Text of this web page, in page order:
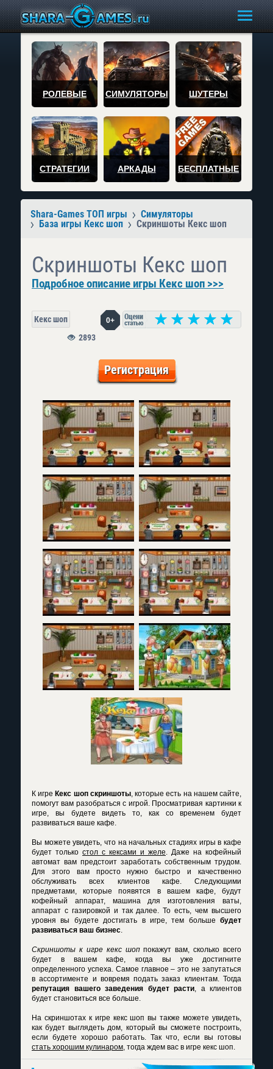
РОЛЕВЫЕ СИМУЛЯТОРЫ ШУТЕРЫ
СТРАТЕГИИ АРКАДЫ БЕСПЛАТНЫЕ
Shara-Games ТОП игры
Симуляторы
База игры Кекс шоп
Скриншоты Кекс шоп
Скриншоты Кекс шоп
Подробное описание игры Кекс шоп >>>
Кекс шоп 0+
2893
Регистрация
К игре Кекс шоп скриншоты, которые есть на нашем сайте,
помогут вам разобраться с игрой. Просматривая картинки к
игре, вы будете видеть то, как со временем будет
развиваться ваше кафе.
Вы можете увидеть, что на начальных стадиях игры в кафе
будет только стол с кексами и желе. Даже на кофейный
автомат вам предстоит заработать собственным трудом.
Для этого вам просто нужно быстро и качественно
обслуживать всех клиентов кафе. Следующими
предметами, которые появятся в вашем кафе, будут
кофейный аппарат, машина для изготовления ваты,
аппарат с газировкой и так далее. То есть, чем высшего
уровня вы будете достигать в игре, тем больше будет
развиваться ваш бизнес.
Скриншоты к игре кекс шоппокажут вам, сколько всего
будет в вашем кафе, когда вы уже достигните
определенного успеха. Самое главное – это не запутаться
в ассортименте и вовремя подать заказ клиентам. Тогда
репутация вашего заведения будет расти, а клиентов
будет становиться все больше.
На скриншотах к игре кекс шоп вы также можете увидеть,
как будет выглядеть дом, который вы сможете построить,
если будете хорошо работать. Так что, если вы готовы
стать хорошим кулинаром, тогда ждем вас в игре кекс шоп.